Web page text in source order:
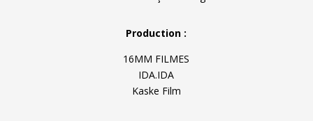
Production :
16MM FILMES
IDA.IDA
Kaske Film